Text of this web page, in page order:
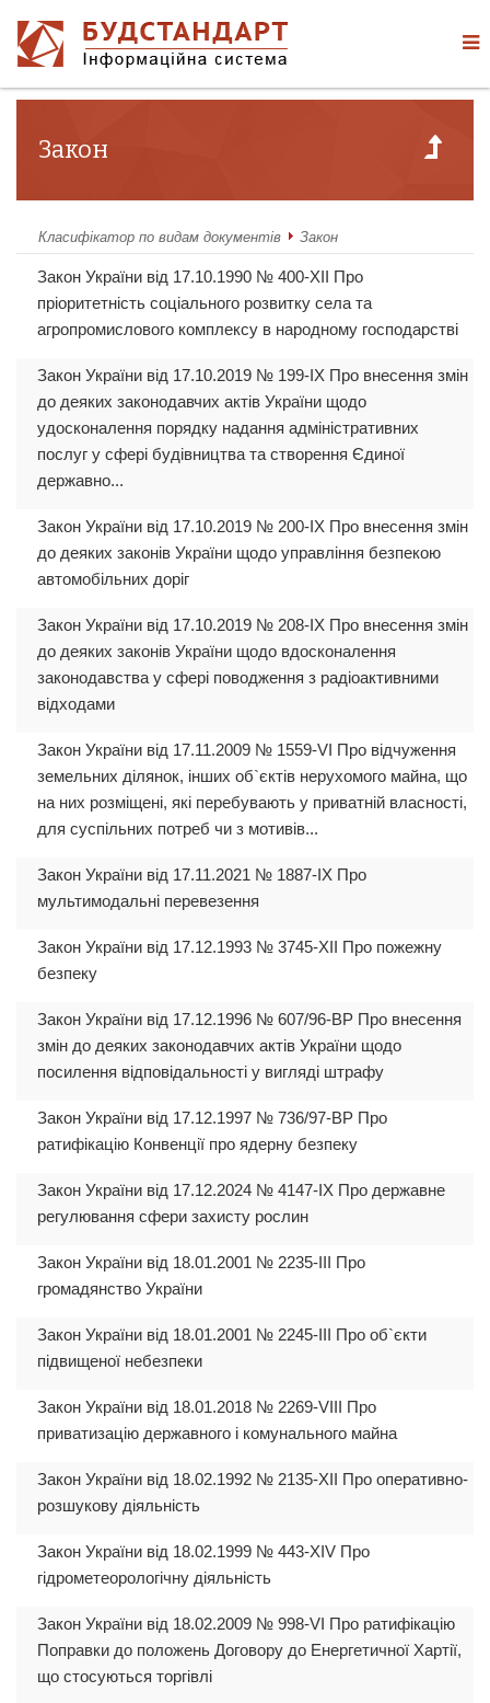
Закон
Класифікатор по видам документів Закон
Закон України від 17.10.1990 № 400-XII Про
пріоритетність соціального розвитку села та
агропромислового комплексу в народному господарстві
Закон України від 17.10.2019 № 199-IX Про внесення змін
до деяких законодавчих актів України щодо
удосконалення порядку надання адміністративних
послуг у сфері будівництва та створення Єдиної
державно...
Закон України від 17.10.2019 № 200-IX Про внесення змін
до деяких законів України щодо управління безпекою
автомобільних доріг
Закон України від 17.10.2019 № 208-IX Про внесення змін
до деяких законів України щодо вдосконалення
законодавства у сфері поводження з радіоактивними
відходами
Закон України від 17.11.2009 № 1559-VI Про відчуження
земельних ділянок, інших об`єктів нерухомого майна, що
на них розміщені, які перебувають у приватній власності,
для суспільних потреб чи з мотивів...
Закон України від 17.11.2021 № 1887-IX Про
мультимодальні перевезення
Закон України від 17.12.1993 № 3745-XII Про пожежну
безпеку
Закон України від 17.12.1996 № 607/96-ВР Про внесення
змін до деяких законодавчих актів України щодо
посилення відповідальності у вигляді штрафу
Закон України від 17.12.1997 № 736/97-ВР Про
ратифікацію Конвенції про ядерну безпеку
Закон України від 17.12.2024 № 4147-IX Про державне
регулювання сфери захисту рослин
Закон України від 18.01.2001 № 2235-III Про
громадянство України
Закон України від 18.01.2001 № 2245-III Про об`єкти
підвищеної небезпеки
Закон України від 18.01.2018 № 2269-VIII Про
приватизацію державного і комунального майна
Закон України від 18.02.1992 № 2135-XII Про оперативно-
розшукову діяльність
Закон України від 18.02.1999 № 443-XIV Про
гідрометеорологічну діяльність
Закон України від 18.02.2009 № 998-VI Про ратифікацію
Поправки до положень Договору до Енергетичної Хартії,
що стосуються торгівлі